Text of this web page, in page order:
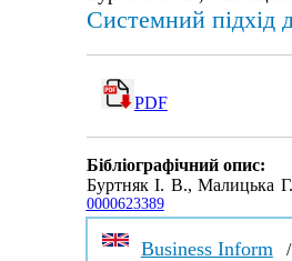
Системний підхід
PDF
Бібліографічний опис:
Буртняк І. В., Малицька
0000623389
Business Inform